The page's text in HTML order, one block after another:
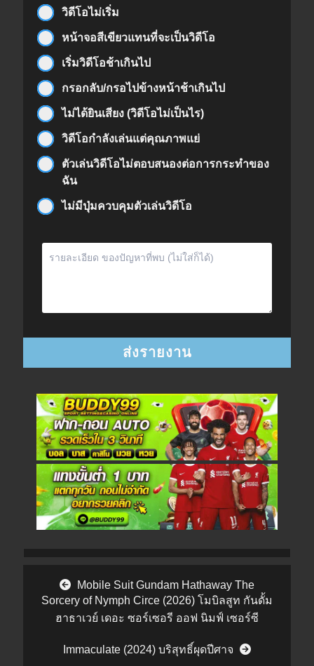
วิดีโอไม่เริ่ม
หน้าจอสีเขียวแทนที่จะเป็นวิดีโอ
เริ่มวิดีโอช้าเกินไป
กรอกลับ/กรอไปข้างหน้าช้าเกินไป
ไม่ได้ยินเสียง (วิดีโอไม่เป็นไร)
วิดีโอกำลังเล่นแต่คุณภาพแย่
ตัวเล่นวิดีโอไม่ตอบสนองต่อการกระทำของ
ฉัน
ไม่มีปุ่มควบคุมตัวเล่นวิดีโอ
Post navigationMobile Suit Gundam Hathaway The
Sorcery of Nymph Circe (2026) โมบิลสูท กันดั้ม
ฮาธาเวย์ เดอะ ซอร์เซอรี ออฟ นิมฟ์ เซอร์ซี
Immaculate (2024) บริสุทธิ์ผุดปีศาจ